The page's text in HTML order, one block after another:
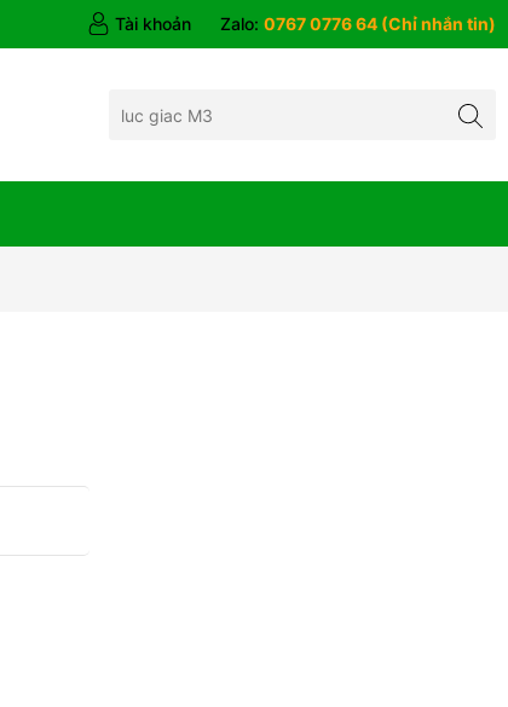
Tài khoản Zalo: 0767 0776 64 (Chỉ nhắn tin)